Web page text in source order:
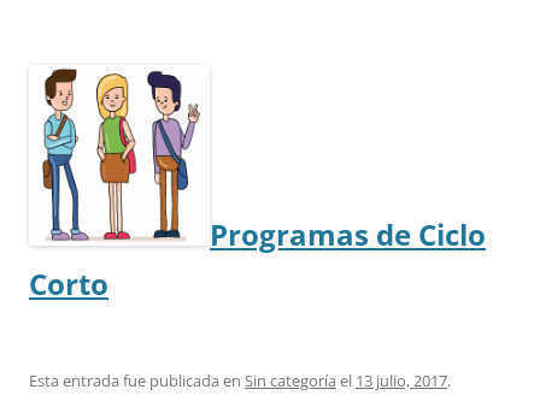
Programas de Ciclo
Corto
Esta entrada fue publicada en Sin categoría el 13 julio, 2017.